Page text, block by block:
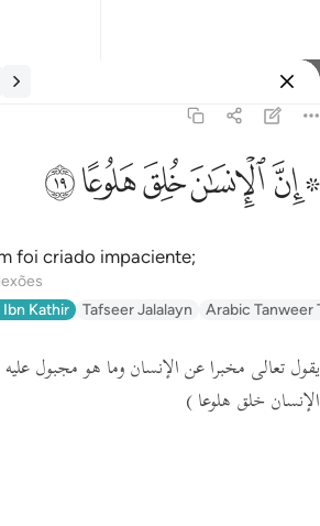
ﱪ ﱫﱬﱭﱮﱯ
foi criado impaciente;
Ibn Kathir Tafseer Jalalayn Arabic Tanweer
يقول تعالى مخبرا عن الإنسان وما هو مجبول
الإنسان خلق هلوعا )